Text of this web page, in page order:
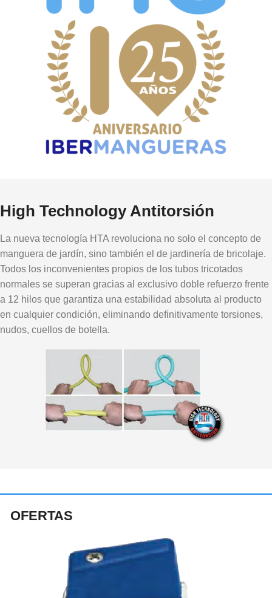
High Technology Antitorsión
La nueva tecnología HTA revoluciona no solo el concepto de
manguera de jardín, sino también el de jardinería de bricolaje.
Todos los inconvenientes propios de los tubos tricotados
normales se superan gracias al exclusivo doble refuerzo frente
a 12 hilos que garantiza una estabilidad absoluta al producto
en cualquier condición, eliminando definitivamente torsiones,
nudos, cuellos de botella.
OFERTAS